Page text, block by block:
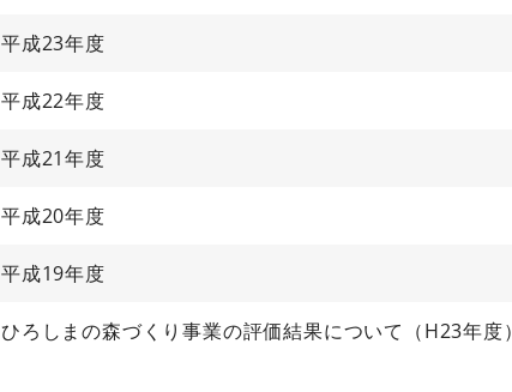
平成23年度
平成22年度
平成21年度
平成20年度
平成19年度
ひろしまの森づくり事業の評価結果について（H23年度）